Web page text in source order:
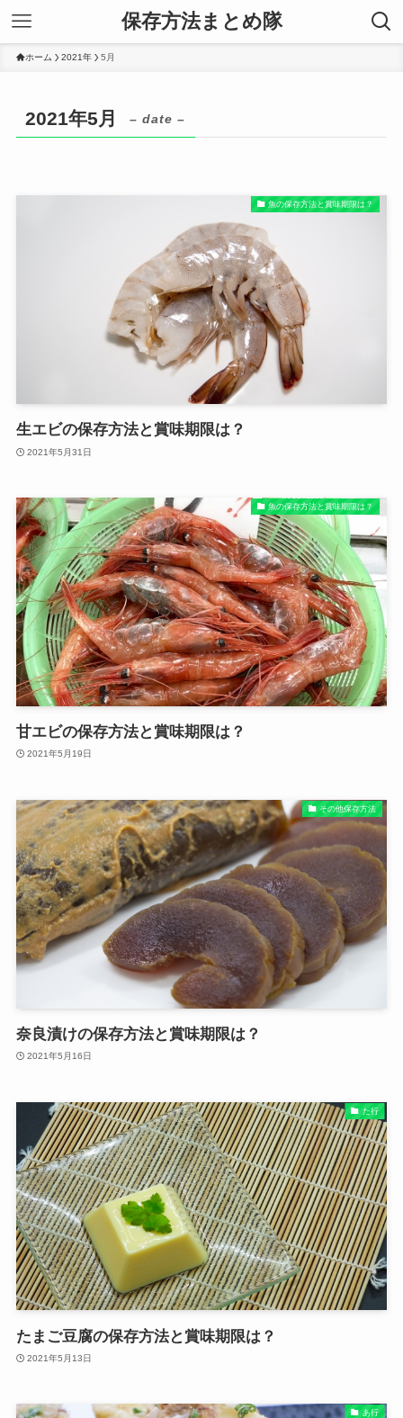
保存方法まとめ隊
ホーム 2021年 5月
2021年5月 – date –
魚の保存方法と賞味期限は？
生エビの保存方法と賞味期限は？
2021年5月31日
魚の保存方法と賞味期限は？
甘エビの保存方法と賞味期限は？
2021年5月19日
その他保存方法
奈良漬けの保存方法と賞味期限は？
2021年5月16日
た行
たまご豆腐の保存方法と賞味期限は？
2021年5月13日
あ行